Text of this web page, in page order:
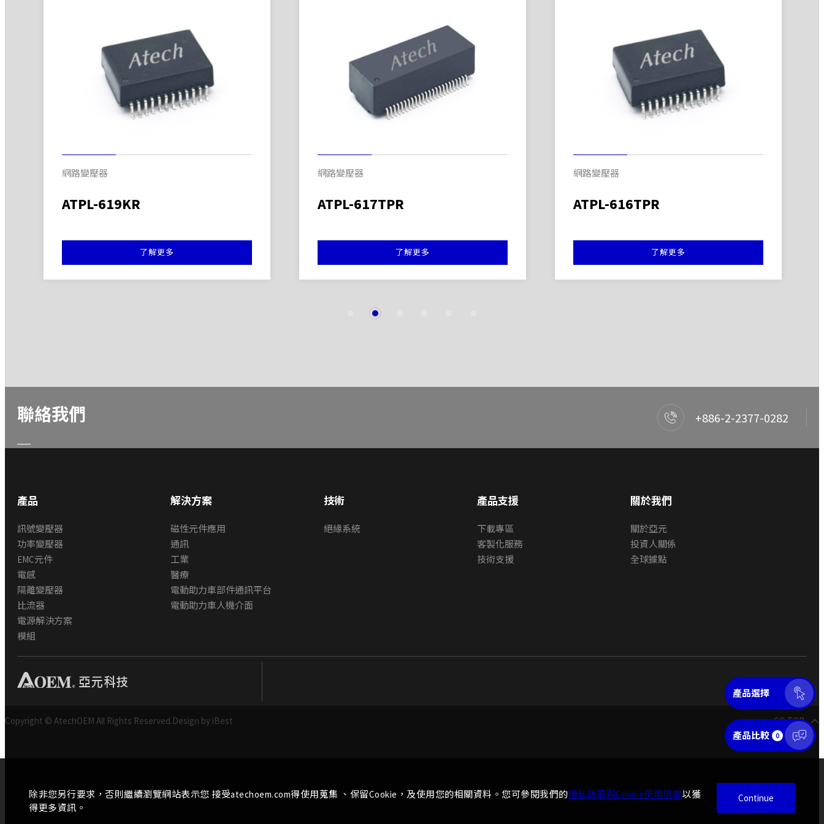
網路變壓器
ATPL-619KR
了解更多
網路變壓器
ATPL-617TPR
了解更多
網路變壓器
ATPL-616TPR
了解更多
2
產品選擇
產品比較 0
聯絡我們 +886-2-2377-0282
產品
訊號變壓器
功率變壓器
EMC元件
電感
隔離變壓器
比流器
電源解決方案
模組
解決方案
磁性元件應用
通訊
工業
醫療
電動助力車部件通訊平台
電動助力車人機介面
技術
絕緣系統
產品支援
下載專區
客製化服務
技術支援
關於我們
關於亞元
投資人關係
全球據點
Copyright © AtechOEM All Rights Reserved.Design by iBest GO TOP
除非您另行要求，否則繼續瀏覽網站表示您 接受atechoem.com得使用蒐集 、保留Cookie，及使用您的相關資料。您可參閱我們的隱私政策與Cookie使用規章以獲
得更多資訊。
Continue